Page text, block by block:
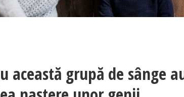
un pic: 15 citate
această grupă de sânge